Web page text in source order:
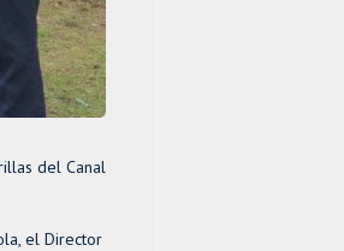
del Canal
el Director